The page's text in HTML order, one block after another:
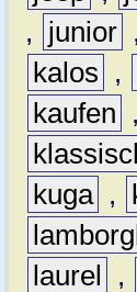
,
junior ,
kalos
,
kaufen
,
kuga ,
laurel
,